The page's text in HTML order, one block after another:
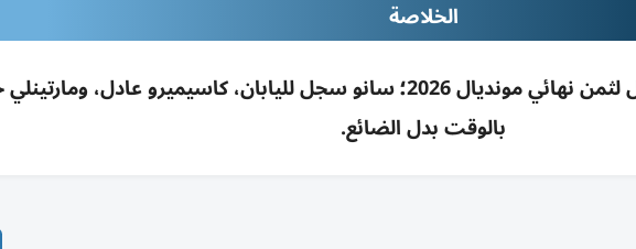
الخلاصة
البرازيل تهزم اليابان 2-1 وتتأهل لثمن نهائي مونديال 2026؛ سانو سجل لليابان، كاسيميرو عادل،
بالوقت بدل الضائع.